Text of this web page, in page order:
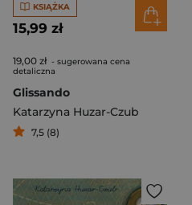
KSIĄŻKA
15,99 zł
19,00 zł - sugerowana cena
detaliczna
Glissando
Katarzyna Huzar-Czub
7,5 (8)